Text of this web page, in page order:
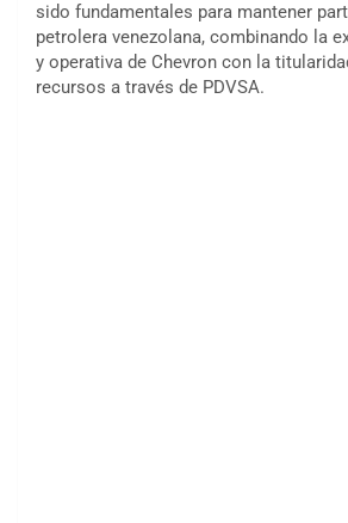
sido fundamentales para mantener
petrolera venezolana, combinando la
y operativa de Chevron con la
recursos a través de PDVSA.